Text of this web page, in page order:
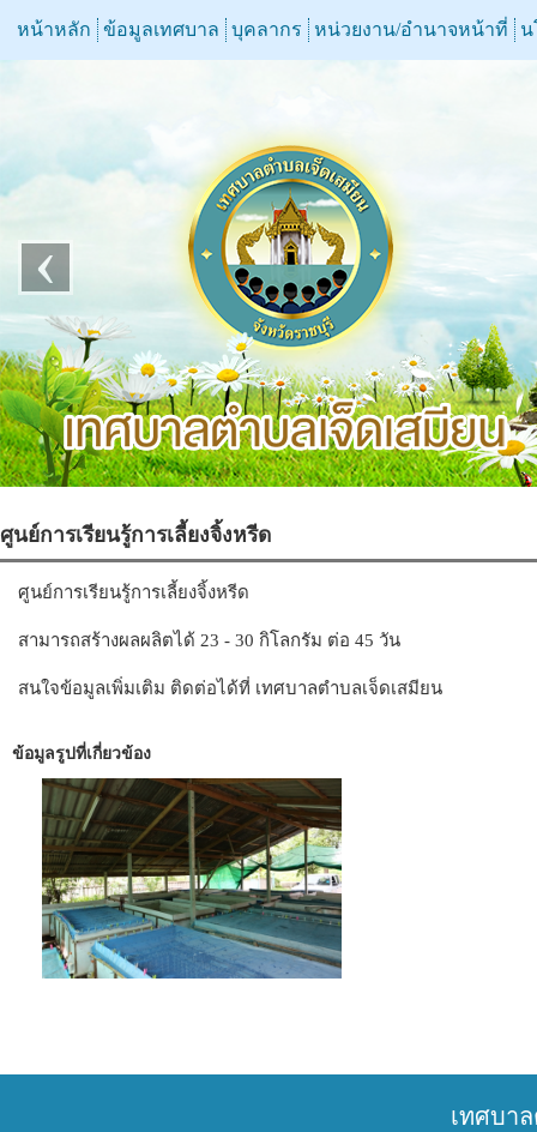
หน้าหลัก ข้อมูลเทศบาล บุคลากร หน่วยงาน/อำนาจหน้าที่ น
‹
ศูนย์การเรียนรู้การเลี้ยงจิ้งหรีด
ศูนย์การเรียนรู้การเลี้ยงจิ้งหรีด
สามารถสร้างผลผลิตได้ 23 - 30 กิโลกรัม ต่อ 45 วัน
สนใจข้อมูลเพิ่มเติม ติดต่อได้ที่ เทศบาลตำบลเจ็ดเสมียน
ข้อมูลรูปที่เกี่ยวข้อง
เทศบา